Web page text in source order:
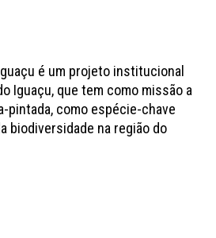
é um projeto institucional
Iguaçu, que tem como missão a
pintada, como espécie-chave
biodiversidade na região do